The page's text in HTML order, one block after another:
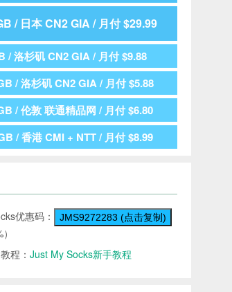
/ 日本 CN2 GIA / 月付 $29.99
/ 洛杉矶 CN2 GIA / 月付 $9.88
/ 洛杉矶 CN2 GIA / 月付 $5.88
/ 伦敦 联通精品网 / 月付 $6.80
/ 香港 CMI + NTT / 月付 $8.99
优惠码： JMS9272283 (点击复制)
程： Just My Socks新手教程